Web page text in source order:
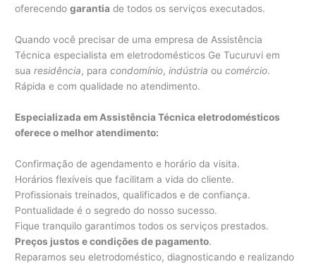
oferecendogarantia de todos os serviços executados.
Quando você precisar de uma empresa de Assistência
Técnica especialista em eletrodomésticos Ge Tucuruvi em
suaresidência, paracondomínio,indústria oucomércio.
Rápida e com qualidade no atendimento.
Especializada em Assistência Técnica eletrodomésticos
oferece o melhor atendimento:
Confirmação de agendamento e horário da visita.
Horários flexíveis que facilitam a vida do cliente.
Profissionais treinados, qualificados e de confiança.
Pontualidade é o segredo do nosso sucesso.
Fique tranquilo garantimos todos os serviços prestados.
Preços justos e condições de pagamento.
Reparamos seu eletrodoméstico, diagnosticando e realizando